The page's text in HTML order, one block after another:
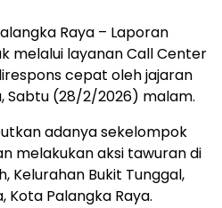
Raya – Laporan
melalui layanan Call Center
cepat oleh jajaran
Sabtu (28/2/2026) malam.
adanya sekelompok
melakukan aksi tawuran di
Kelurahan Bukit Tunggal,
Kota Palangka Raya.